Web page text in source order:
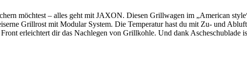
möchtest – alles geht mit JAXON. Diesen Grillwagen im „American
Grillrost mit Modular System. Die Temperatur hast du mit Zu- und
erleichtert dir das Nachlegen von Grillkohle. Und dank Ascheschublade